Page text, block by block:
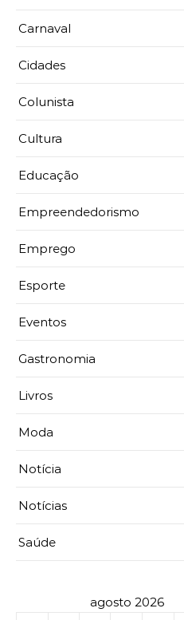
Carnaval
Cidades
Colunista
Cultura
Educação
Empreendedorismo
Emprego
Esporte
Eventos
Gastronomia
Livros
Moda
Notícia
Notícias
Saúde
agosto 2026